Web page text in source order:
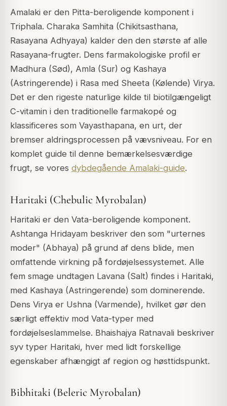
Amalaki er den Pitta-beroligende komponent i
Triphala. Charaka Samhita (Chikitsasthana,
Rasayana Adhyaya) kalder den den største af alle
Rasayana-frugter. Dens farmakologiske profil er
Madhura (Sød), Amla (Sur) og Kashaya
(Astringerende) i Rasa med Sheeta (Kølende) Virya.
Det er den rigeste naturlige kilde til biotilgængeligt
C-vitamin i den traditionelle farmakopé og
klassificeres som Vayasthapana, en urt, der
bremser aldringsprocessen på vævsniveau. For en
komplet guide til denne bemærkelsesværdige
frugt, se vores dybdegående Amalaki-guide.
Haritaki (Chebulic Myrobalan)
Haritaki er den Vata-beroligende komponent.
Ashtanga Hridayam beskriver den som "urternes
moder" (Abhaya) på grund af dens blide, men
omfattende virkning på fordøjelsessystemet. Alle
fem smage undtagen Lavana (Salt) findes i Haritaki,
med Kashaya (Astringerende) som dominerende.
Dens Virya er Ushna (Varmende), hvilket gør den
særligt effektiv mod Vata-typer med
fordøjelseslammelse. Bhaishajya Ratnavali beskriver
syv typer Haritaki, hver med lidt forskellige
egenskaber afhængigt af region og høsttidspunkt.
Bibhitaki (Beleric Myrobalan)